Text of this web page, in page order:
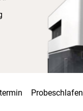
Probeschlafen